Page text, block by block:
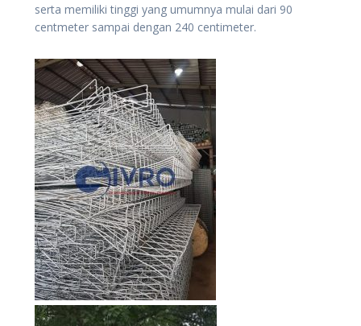
serta memiliki tinggi yang umumnya mulai dari 90
centmeter sampai dengan 240 centimeter.